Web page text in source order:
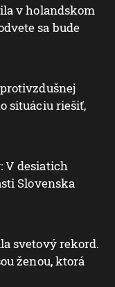
v holandskom
sa bude
situáciu riešiť,
V desiatich
Slovenska
svetový rekord.
ženou, ktorá